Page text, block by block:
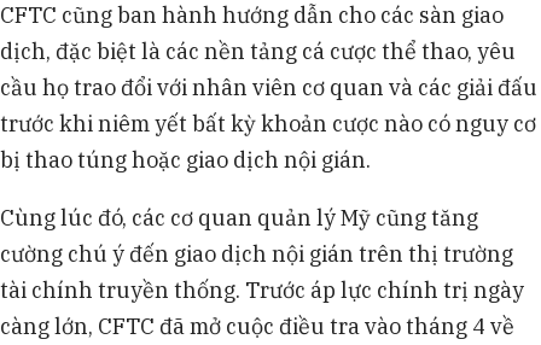
CFTC cũng ban hành hướng dẫn cho các sàn giao
dịch, đặc biệt là các nền tảng cá cược thể thao, yêu
cầu họ trao đổi với nhân viên cơ quan và các giải đấu
trước khi niêm yết bất kỳ khoản cược nào có nguy cơ
bị thao túng hoặc giao dịch nội gián.
Cùng lúc đó, các cơ quan quản lý Mỹ cũng tăng
cường chú ý đến giao dịch nội gián trên thị trường
tài chính truyền thống. Trước áp lực chính trị ngày
càng lớn, CFTC đã mở cuộc điều tra vào tháng 4 về